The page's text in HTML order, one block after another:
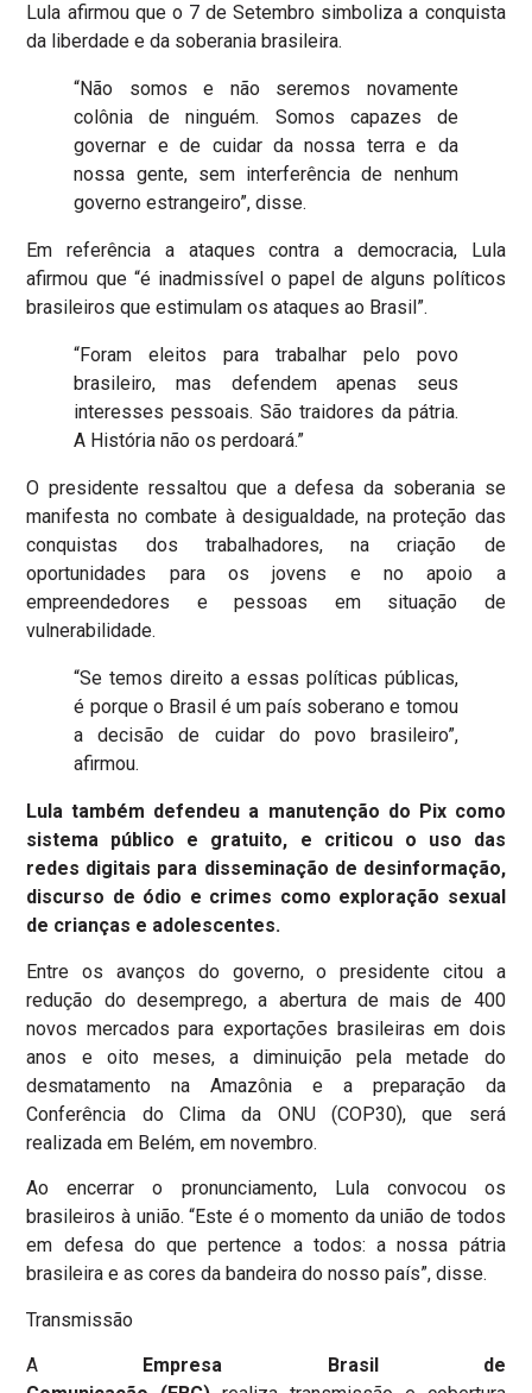
Lula afirmou que o 7 de Setembro simboliza a conquista
da liberdade e da soberania brasileira.
“Não somos e não seremos novamente
colônia de ninguém. Somos capazes de
governar e de cuidar da nossa terra e da
nossa gente, sem interferência de nenhum
governo estrangeiro”, disse.
Em referência a ataques contra a democracia, Lula
afirmou que “é inadmissível o papel de alguns políticos
brasileiros que estimulam os ataques ao Brasil”.
“Foram eleitos para trabalhar pelo povo
brasileiro, mas defendem apenas seus
interesses pessoais. São traidores da pátria.
A História não os perdoará.”
O presidente ressaltou que a defesa da soberania se
manifesta no combate à desigualdade, na proteção das
conquistas dos trabalhadores, na criação de
oportunidades para os jovens e no apoio a
empreendedores e pessoas em situação de
vulnerabilidade.
“Se temos direito a essas políticas públicas,
é porque o Brasil é um país soberano e tomou
a decisão de cuidar do povo brasileiro”,
afirmou.
Lula também defendeu a manutenção do Pix como
sistema público e gratuito, e criticou o uso das
redes digitais para disseminação de desinformação,
discurso de ódio e crimes como exploração sexual
de crianças e adolescentes.
Entre os avanços do governo, o presidente citou a
redução do desemprego, a abertura de mais de 400
novos mercados para exportações brasileiras em dois
anos e oito meses, a diminuição pela metade do
desmatamento na Amazônia e a preparação da
Conferência do Clima da ONU (COP30), que será
realizada em Belém, em novembro.
Ao encerrar o pronunciamento, Lula convocou os
brasileiros à união. “Este é o momento da união de todos
em defesa do que pertence a todos: a nossa pátria
brasileira e as cores da bandeira do nosso país”, disse.
Transmissão
A Empresa Brasil de